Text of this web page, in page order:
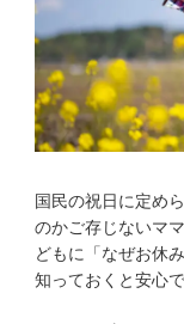
国民の祝日に定め
のかご存じないマ
どもに「なぜお休
知っておくと安心